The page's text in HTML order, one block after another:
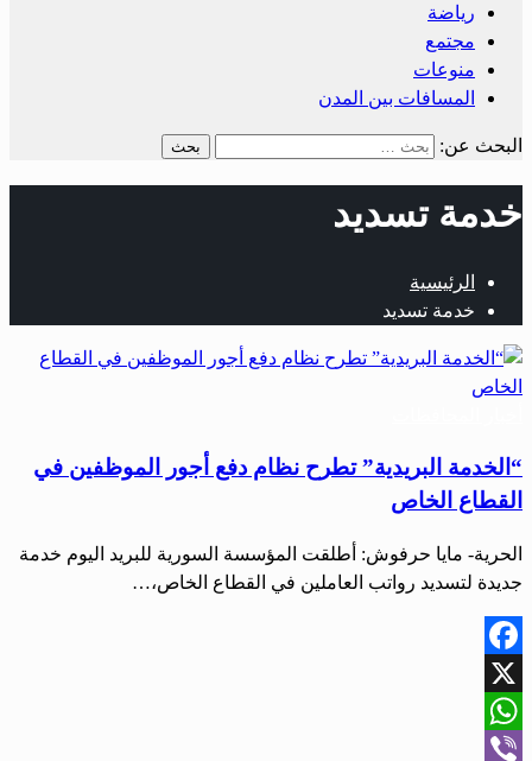
رياضة
مجتمع
منوعات
المسافات بين المدن
البحث عن:
خدمة تسديد
الرئيسية
خدمة تسديد
“الخدمة البريدية” تطرح نظام دفع أجور الموظفين في
القطاع الخاص
الحرية- مايا حرفوش: أطلقت المؤسسة السورية للبريد اليوم خدمة
جديدة لتسديد رواتب العاملين في القطاع الخاص،…
Facebook
X
WhatsApp